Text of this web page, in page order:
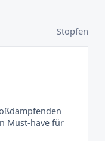
Stopfen
Must-have für